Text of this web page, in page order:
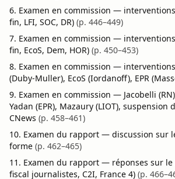
Examen en commission —
fin, LFI, SOC, DR) (p. 446–449)
Examen en commission —
fin, EcoS, Dem, HOR) (p. 450–453)
Examen en commission — interventions
(Duby-Muller), EcoS (Iordanoff), EPR
Examen en commission — Jacobelli
Yadan (EPR), Mazaury (LIOT),
CNews (p. 458–461)
Examen du rapport — discussion sur
forme (p. 462–465)
Examen du rapport — réponses sur le
fiscal journalistes, C2I, France 4) (p.